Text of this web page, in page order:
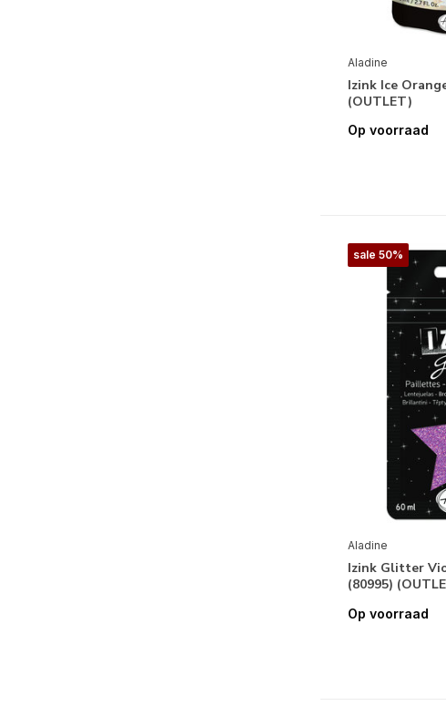
Aladine
Izink Ice
(OUTLET)
Op voorraad
sale 50%
Aladine
Izink Glitter
(80995)
Op voorraad